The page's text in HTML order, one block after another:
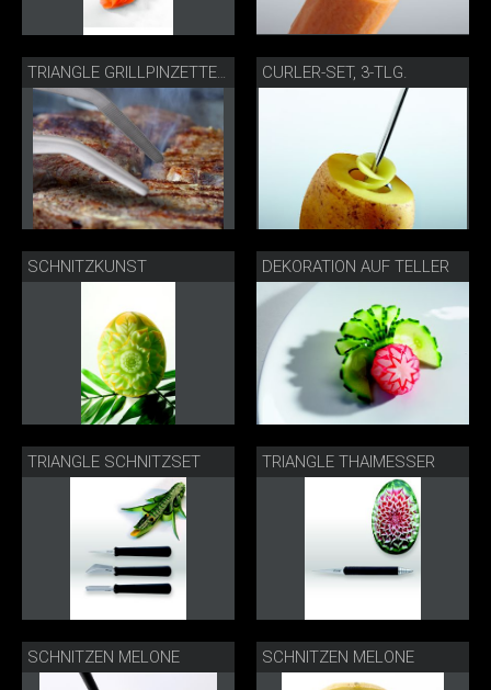
CURLER-SET, 3-TLG.
SCHNITZKUNST DEKORATION AUF TELLER
TRIANGLE SCHNITZSET TRIANGLE THAIMESSER
SCHNITZEN MELONE SCHNITZEN MELONE